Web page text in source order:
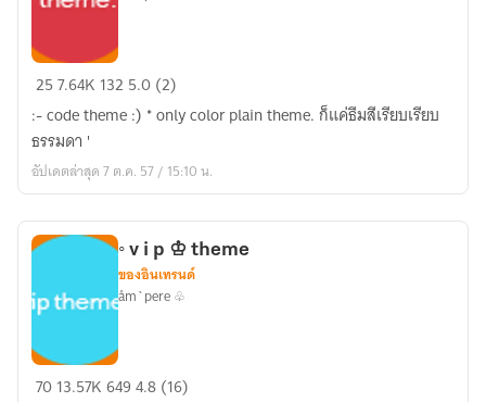
い
か
❀
(
)
257.64K 132 5.0 (2)
:- code theme :) * only color plain theme. ก็แค่ธีมสีเรียบเรียบ
ธรรมดา '
อัปเดตล่าสุด 7 ต.ค. 57 / 15:10 น.
◦
◦ v i p ♔ theme
ของอินเทรนด์
åm`pere ♧
7013.57K6494.8 (16)